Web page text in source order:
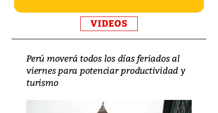
VIDEOS
Perú moverá todos los días feriados al
viernes para potenciar productividad y
turismo